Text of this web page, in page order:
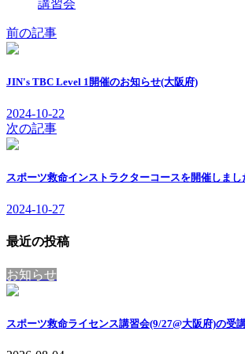
講習会
前の記事
JIN's TBC Level 1開催のお知らせ(大阪府)
2024-10-22
次の記事
スポーツ救命インストラクターコースを開催しまし
2024-10-27
最近の投稿
お知らせ
スポーツ救命ライセンス講習会(9/27@大阪府)の受